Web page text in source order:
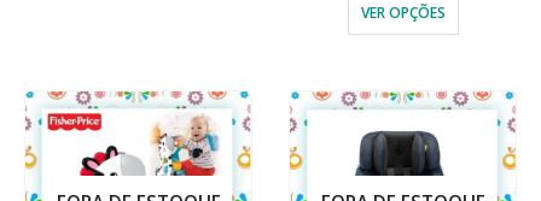
VER OPÇÕES